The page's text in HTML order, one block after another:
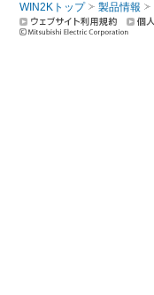
WIN2Kトップ 製品情報